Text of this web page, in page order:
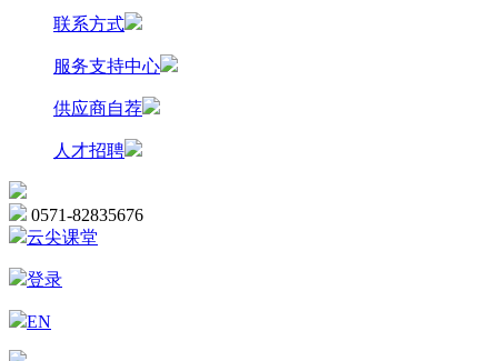
联系方式
服务支持中心
供应商自荐
人才招聘
0571-82835676
云尖课堂
登录
EN